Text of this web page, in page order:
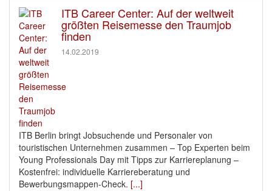
ITB Career Center: Auf der weltweit
größten Reisemesse den Traumjob
finden
14.02.2019
ITB Berlin bringt Jobsuchende und Personaler von
touristischen Unternehmen zusammen – Top Experten beim
Young Professionals Day mit Tipps zur Karriereplanung –
Kostenfrei: individuelle Karriereberatung und
Bewerbungsmappen-Check. [...]